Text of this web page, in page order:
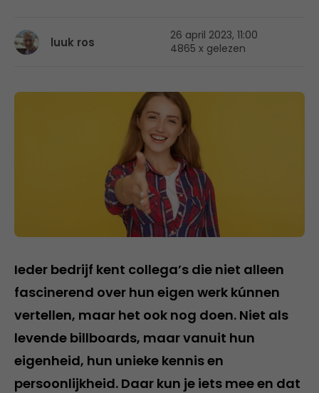
luuk ros
26 april 2023, 11:00
4865 x gelezen
Ieder bedrijf kent collega’s die niet alleen
fascinerend over hun eigen werk kúnnen
vertellen, maar het ook nog doen. Niet als
levende billboards, maar vanuit hun
eigenheid, hun unieke kennis en
persoonlijkheid. Daar kun je iets mee en dat